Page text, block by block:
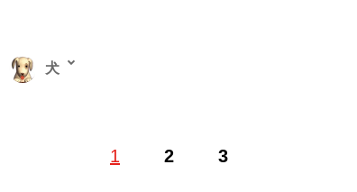
1 2 3
犬
カジノにドはまり。その後仕事を辞めて、全財産をかけ